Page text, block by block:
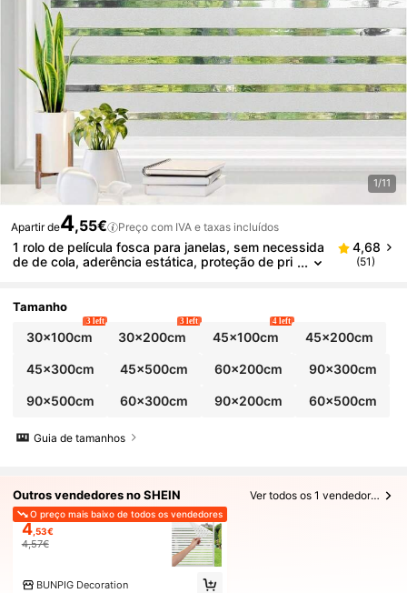
1/11
Apartir de4,55€ Preço com IVA e taxas incluídos
1 rolo de película fosca para janelas, sem necessida
de de cola, aderência estática, proteção de pri
4,68
(51)
Tamanho
30x100cm
3 left
30x200cm
3 left
45x100cm
4 left
45x200cm
45x300cm 45x500cm 60x200cm 90x300cm
90x500cm 60x300cm 90x200cm 60x500cm
Guia de tamanhos
Outros vendedores no SHEIN Ver todos os 1 vendedores
O preço mais baixo de todos os vendedores
4,53€
4,57€
BUNPIG Decoration